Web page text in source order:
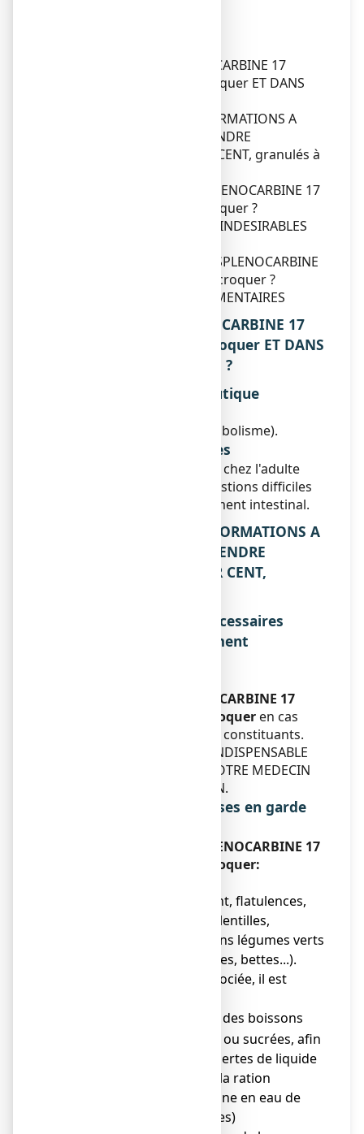
1. QU'EST-CE QUE SPLENOCARBINE 17
POUR CENT, granulés à croquer ET DANS
2. QUELLES SONT LES INFORMATIONS A
CONNAITRE AVANT DE PRENDRE
SPLENOCARBINE 17 POUR CENT, granulés à
3. COMMENT PRENDRE SPLENOCARBINE 17
POUR CENT, granulés à croquer ?
4. QUELS SONT LES EFFETS INDESIRABLES
5. COMMENT CONSERVER SPLENOCARBINE
17 POUR CENT, granulés à croquer ?
6. INFORMATIONS SUPPLEMENTAIRES
1. QU'EST-CE QUE SPLENOCARBINE 17
POUR CENT, granulés à croquer ET DANS
QUELS CAS EST-IL UTILISE ?
Classe pharmacothérapeutique
(A: appareil digestif et métabolisme).
Indications thérapeutiques
Ce médicament est indiqué chez l'adulte
dans le traitement des digestions difficiles
notamment avec ballonnement intestinal.
2. QUELLES SONT LES INFORMATIONS A
CONNAITRE AVANT DE PRENDRE
SPLENOCARBINE 17 POUR CENT,
Liste des informations nécessaires
avant la prise du médicament
Ne prenez jamais SPLENOCARBINE 17
POUR CENT, granulés à croquer en cas
d'allergie connue à l'un des constituants.
EN CAS DE DOUTE, IL EST INDISPENSABLE
DE DEMANDER L'AVIS DE VOTRE MEDECIN
OU DE VOTRE PHARMACIEN.
Précautions d'emploi ; mises en garde
Faites attention avec SPLENOCARBINE 17
POUR CENT, granulés à croquer:
● En cas de ballonnement, flatulences,
éviter les légumes secs (lentilles,
flageolets, pois...), certains légumes verts
(choux, choux de Bruxelles, bettes...).
● En cas de diarrhée associée, il est
par des boissons
abondantes, salées ou sucrées, afin
de compenser les pertes de liquide
dues à la diarrhée (la ration
quotidienne moyenne en eau de
l'adulte est de 2 litres)